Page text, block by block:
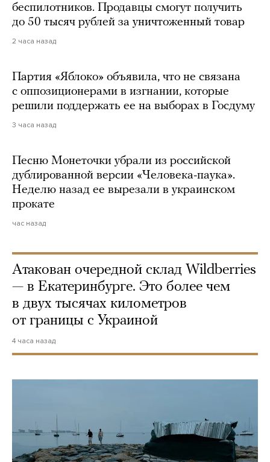
беспилотников. Продавцы смогут получить
до 50 тысяч рублей за уничтоженный товар
2 часа назад
Партия «Яблоко» объявила, что не связана
с оппозиционерами в изгнании, которые
решили поддержать ее на выборах в Госдуму
3 часа назад
Песню Монеточки убрали из российской
дублированной версии «Человека-паука».
Неделю назад ее вырезали в украинском
прокате
час назад
Атакован очередной склад Wildberries
— в Екатеринбурге. Это более чем
в двух тысячах километров
от границы с Украиной
4 часа назад